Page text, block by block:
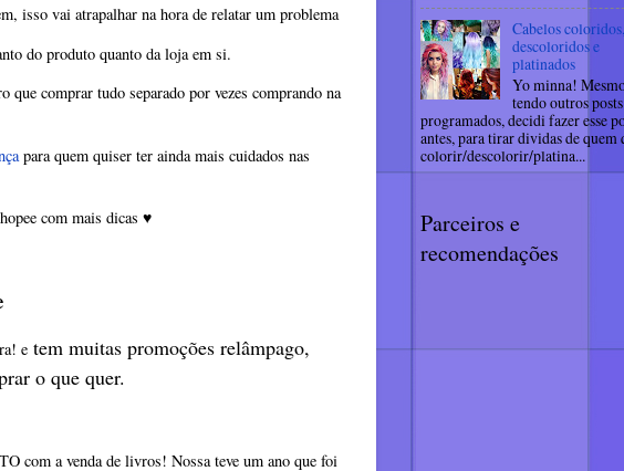
isso vai atrapalhar na hora de relatar um problema
do produto quanto da loja em si.
comprar tudo separado por vezes comprando na
para quem quiser ter ainda mais cuidados nas
com mais dicas ♥
e tem muitas promoções relâmpago,
o que quer.
com a venda de livros! Nossa teve um ano que foi
Cabelos coloridos,
descoloridos e
platinados
Yo minna!
tendo outros posts
programados, decidi fazer esse
antes, para tirar dividas de quem
colorir/descolorir/platina...
Parceiros e
recomendações